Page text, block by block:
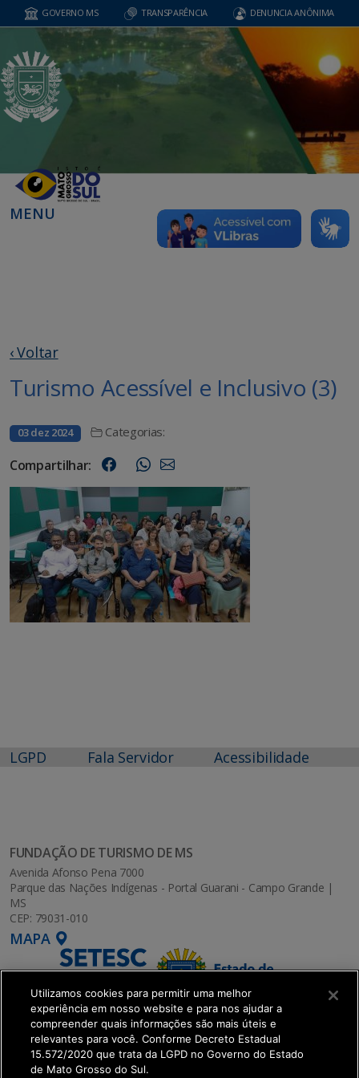
GOVERNO MS TRANSPARÊNCIA DENUNCIA ANÔNIMA
MENU
‹ Voltar
Turismo Acessível e Inclusivo (3)
03 dez 2024 Categorias:
Compartilhar:
LGPD Fala Servidor Acessibilidade
FUNDAÇÃO DE TURISMO DE MS
Avenida Afonso Pena 7000
Parque das Nações Indígenas - Portal Guarani - Campo Grande |
MS
CEP: 79031-010
MAPA
Utilizamos cookies para permitir uma melhor
experiência em nosso website e para nos ajudar a
compreender quais informações são mais úteis e
relevantes para você. Conforme Decreto Estadual
15.572/2020 que trata da LGPD no Governo do Estado
de Mato Grosso do Sul.